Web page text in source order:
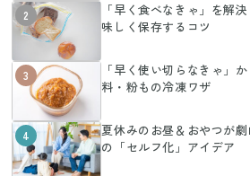
2
「早く食べなきゃ」を解
味しく保存するコツ
3
「早く使い切らなきゃ」
料・粉もの冷凍ワザ
4
夏休みのお昼＆おやつが
の「セルフ化」アイデア